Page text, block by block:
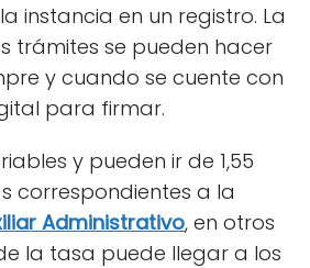
instancia en un registro. La
trámites se pueden hacer
y cuando se cuente con
para firmar.
y pueden ir de 1,55
correspondientes a la
Administrativo, en otros
la tasa puede llegar a los